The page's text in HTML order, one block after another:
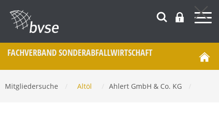
FACHVERBAND SONDERABFALL­WIRTSCHAFT
Mitgliedersuche Altöl Ahlert GmbH & Co. KG